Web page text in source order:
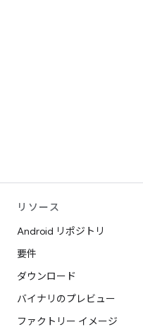
リソース
Android リポジトリ
要件
ダウンロード
バイナリのプレビュー
ファクトリー イメージ